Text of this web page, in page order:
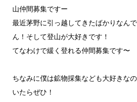
山仲間募集ですー
最近茅野に引っ越してきたばかりなん
ん！そして登山が大好きです！
てなわけで緩く登れる仲間募集です〜
ちなみに僕は鉱物採集なども大好きな
いたらぜひ！